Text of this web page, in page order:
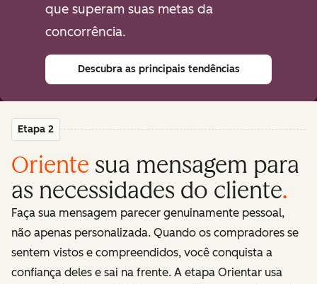
que superam suas metas da
concorrência.
Descubra as principais tendências
Etapa 2
Oriente sua mensagem para
as necessidades do cliente.
Faça sua mensagem parecer genuinamente pessoal,
não apenas personalizada. Quando os compradores se
sentem vistos e compreendidos, você conquista a
confiança deles e sai na frente. A etapa Orientar usa